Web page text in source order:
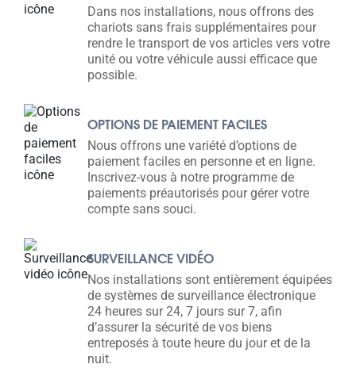
Dans nos installations, nous offrons des
chariots sans frais supplémentaires pour
rendre le transport de vos articles vers votre
unité ou votre véhicule aussi efficace que
possible.
OPTIONS DE PAIEMENT FACILES
Nous offrons une variété d’options de
paiement faciles en personne et en ligne.
Inscrivez-vous à notre programme de
paiements préautorisés pour gérer votre
compte sans souci.
SURVEILLANCE VIDÉO
Nos installations sont entièrement équipées
de systèmes de surveillance électronique
24 heures sur 24, 7 jours sur 7, afin
d’assurer la sécurité de vos biens
entreposés à toute heure du jour et de la
nuit.